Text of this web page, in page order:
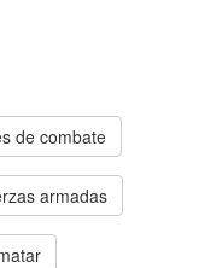
de combate
armadas